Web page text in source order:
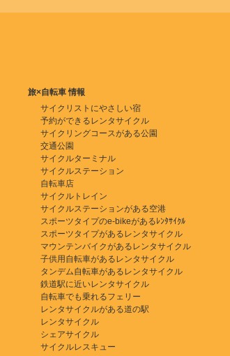
旅×自転車 情報
サイクリストにやさしい宿
予約ができるレンタサイクル
サイクリングコースがある公園
交通公園
サイクルターミナル
サイクルステーション
自転車店
サイクルトレイン
サイクルステーションがある空港
スポーツタイプのe-bikeがあるﾚﾝﾀｻｲｸﾙ
スポーツタイプがあるレンタサイクル
マウンテンバイクがあるレンタサイクル
子供用自転車があるレンタサイクル
タンデム自転車があるレンタサイクル
鉄道駅に近いレンタサイクル
自転車でも乗れるフェリー
レンタサイクルがある道の駅
レンタサイクル
シェアサイクル
サイクルレスキュー